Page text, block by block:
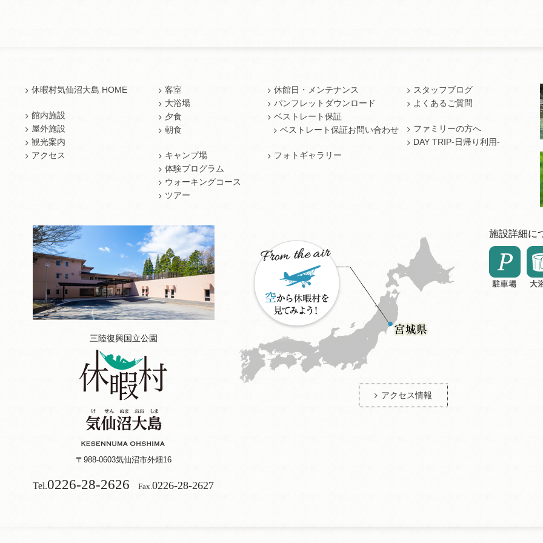
休暇村気仙沼大島 HOME
館内施設
屋外施設
観光案内
アクセス
客室
大浴場
夕食
朝食
キャンプ場
体験プログラム
ウォーキングコース
ツアー
休館日・メンテナンス
パンフレットダウンロード
ベストレート保証
ベストレート保証お問い合わせ
フォトギャラリー
スタッフブログ
よくあるご質問
ファミリーの方へ
DAY TRIP-日帰り利用-
三陸復興国立公園
〒988-0603気仙沼市外畑16
Tel.0226-28-2626 Fax. 0226-28-2627
アクセス情報
施設詳細に